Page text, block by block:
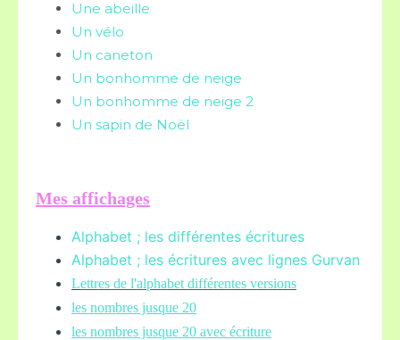
Une abeille
Un vélo
Un caneton
Un bonhomme de neige
Un bonhomme de neige 2
Un sapin de Noël
Mes affichages
Alphabet ; les différentes écritures
Alphabet ; les écritures avec lignes Gurvan
Lettres de l'alphabet différentes versions
les nombres jusque 20
les nombres jusque 20 avec écriture